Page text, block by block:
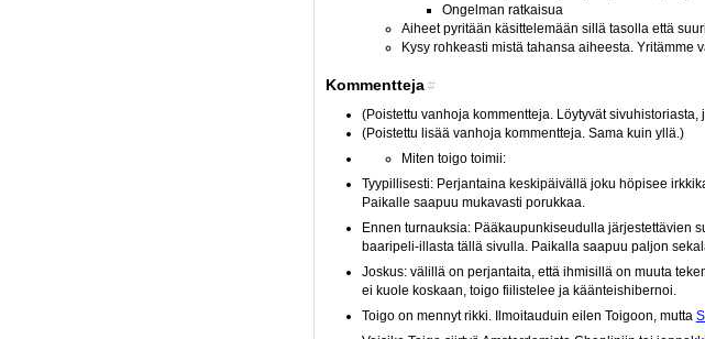
Ongelman ratkaisua
Aiheet pyritään käsittelemään sillä tasolla että
Kysy rohkeasti mistä tahansa aiheesta. Yritämme
Kommentteja #
(Poistettu vanhoja kommentteja. Löytyvät
(Poistettu lisää vanhoja kommentteja. Sama kuin yllä.)
Miten toigo toimii:
Tyypillisesti: Perjantaina keskipäivällä joku höpisee
Paikalle saapuu mukavasti porukkaa.
Ennen turnauksia: Pääkaupunkiseudulla järjestettävien
baaripeli-illasta tällä sivulla. Paikalla saapuu paljon
Joskus: välillä on perjantaita, että ihmisillä on muuta
ei kuole koskaan, toigo fiilistelee ja käänteishibernoi.
Toigo on mennyt rikki. Ilmoitauduin eilen Toigoon, mutta